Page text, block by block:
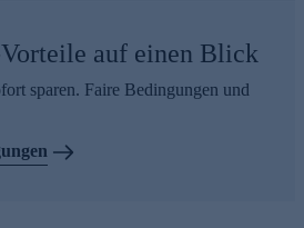
auf einen Blick
sparen. Faire Bedingungen und